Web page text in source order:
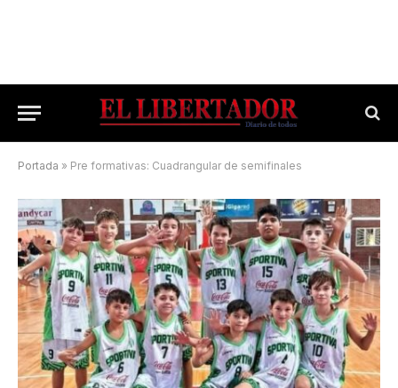
Portada » Pre formativas: Cuadrangular de semifinales